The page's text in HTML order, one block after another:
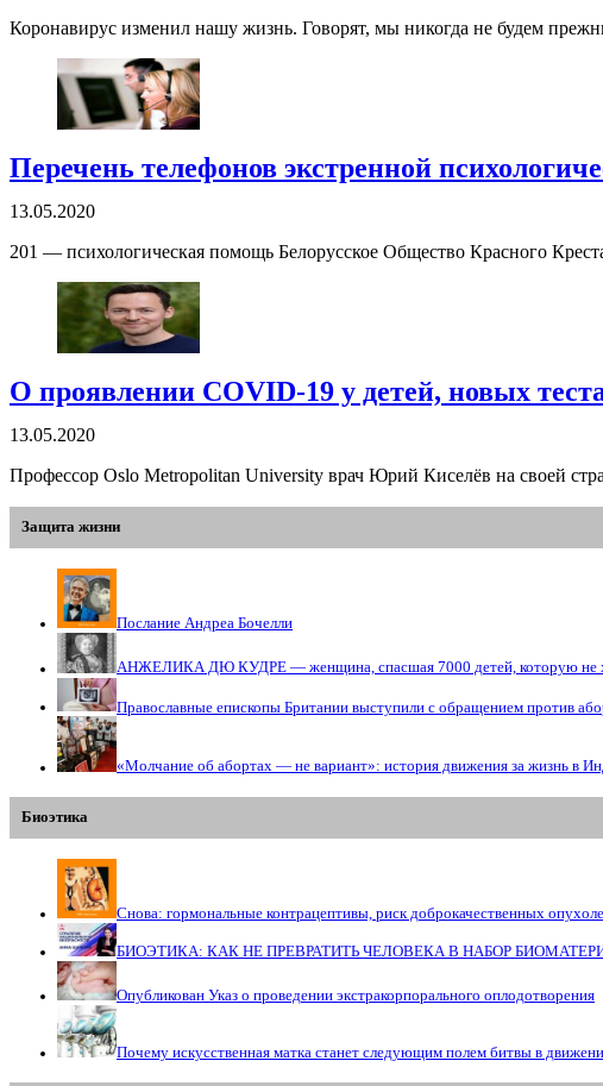
Коронавирус изменил нашу жизнь. Говорят, мы никогда не будем
Перечень телефонов экстренной
13.05.2020
201 — психологическая помощь Белорусское Общество Красного
О проявлении COVID-19 у детей, новых
13.05.2020
Профессор Oslo Metropolitan University врач Юрий Киселёв на своей
Защита жизни
Послание Андреа Бочелли
АНЖЕЛИКА ДЮ КУДРЕ — женщина, спасшая 7000 детей, которую не
Православные епископы Британии выступили с обращением против
«Молчание об абортах — не вариант»: история движения за жизнь в
Биоэтика
Снова: гормональные контрацептивы, риск доброкачественных
БИОЭТИКА: КАК НЕ ПРЕВРАТИТЬ ЧЕЛОВЕКА В НАБОР
Опубликован Указ о проведении экстракорпорального оплодотворения
Почему искусственная матка станет следующим полем битвы в